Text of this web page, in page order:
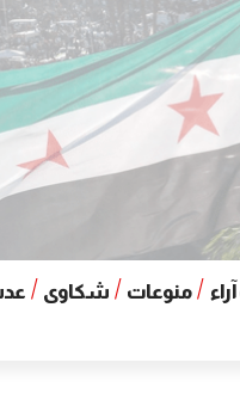
منوعات شكاوى